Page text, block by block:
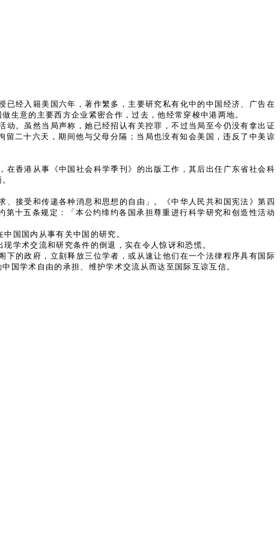
经入籍美国六年，著作繁多，主要研究私有化中的中国经济、广告在
生意的主要西方企业紧密合作，过去，他经常穿梭中港两地。
。虽然当局声称，她已经招认有关控罪，不过当局至今仍没有拿出证
二十六天，期间他与父母分隔；当局也没有知会美国，违反了中美谅
香港从事《中国社会科学季刊》的出版工作，其后出任广东省社会科
接受和传递各种消息和思想的自由」。《中华人民共和国宪法》第四
十五条规定：「本公约缔约各国承担尊重进行科学研究和创造性活动
国国内从事有关中国的研究。
学术交流和研究条件的倒退，实在令人惊讶和恐慌。
的政府，立刻释放三位学者，或从速让他们在一个法律程序具有国际
国学术自由的承担、维护学术交流从而达至国际互谅互信。